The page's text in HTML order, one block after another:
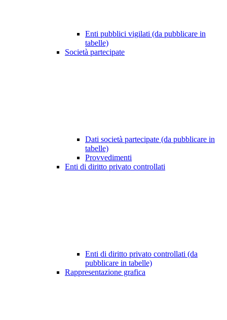
Enti pubblici vigilati (da pubblicare in
tabelle)
Società partecipate
Dati società partecipate (da pubblicare in
tabelle)
Provvedimenti
Enti di diritto privato controllati
Enti di diritto privato controllati (da
pubblicare in tabelle)
Rappresentazione grafica